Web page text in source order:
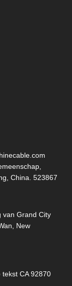
China. 523867
van Grand City
New
CA 92870